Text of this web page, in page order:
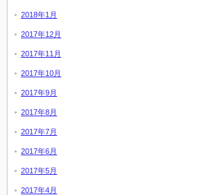
2018年1月
2017年12月
2017年11月
2017年10月
2017年9月
2017年8月
2017年7月
2017年6月
2017年5月
2017年4月